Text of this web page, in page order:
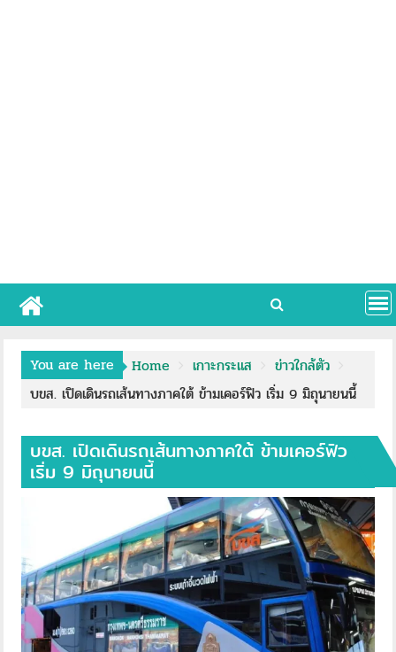
You are here Home เกาะกระแส
ข่าวใกล้ตัว
บขส. เปิดเดินรถเส้นทางภาคใต้ ข้ามเคอร์ฟิว เริ่ม 9 มิถุนายนนี้
บขส. เปิดเดินรถเส้นทางภาคใต้ ข้ามเคอร์ฟิว
เริ่ม 9 มิถุนายนนี้